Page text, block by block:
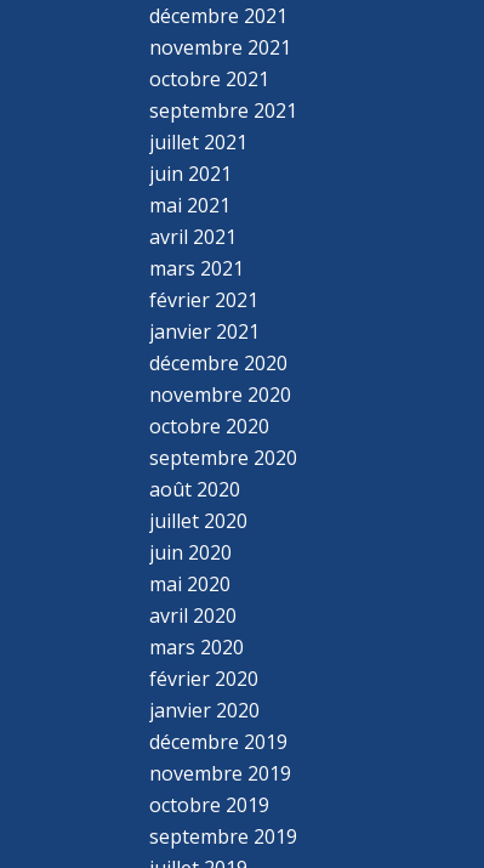
décembre 2021
novembre 2021
octobre 2021
septembre 2021
juillet 2021
juin 2021
mai 2021
avril 2021
mars 2021
février 2021
janvier 2021
décembre 2020
novembre 2020
octobre 2020
septembre 2020
août 2020
juillet 2020
juin 2020
mai 2020
avril 2020
mars 2020
février 2020
janvier 2020
décembre 2019
novembre 2019
octobre 2019
septembre 2019